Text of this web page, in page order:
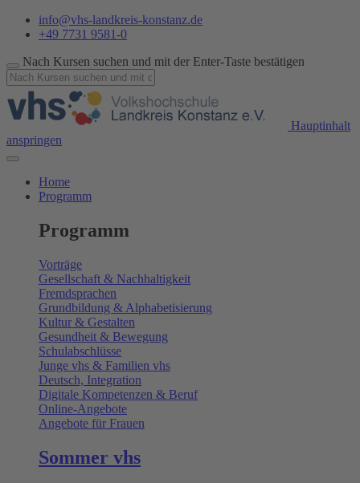
info@vhs-landkreis-konstanz.de
+49 7731 9581-0
Nach Kursen suchen und mit der Enter-Taste bestätigen
Hauptinhalt
anspringen
Home
Programm
Programm
Vorträge
Gesellschaft & Nachhaltigkeit
Fremdsprachen
Grundbildung & Alphabetisierung
Kultur & Gestalten
Gesundheit & Bewegung
Schulabschlüsse
Junge vhs & Familien vhs
Deutsch, Integration
Digitale Kompetenzen & Beruf
Online-Angebote
Angebote für Frauen
Sommer vhs